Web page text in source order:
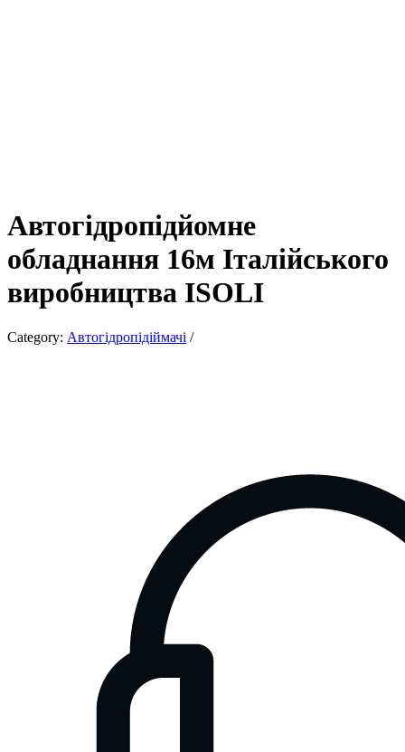
Автогідропідйомне
обладнання 16м Італійського
виробництва ISOLI
Category: Автогідропідіймачі